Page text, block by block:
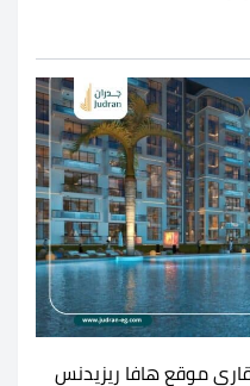
موقع هافا ريزيدنس